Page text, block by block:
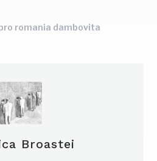
romania dambovita
Broastei